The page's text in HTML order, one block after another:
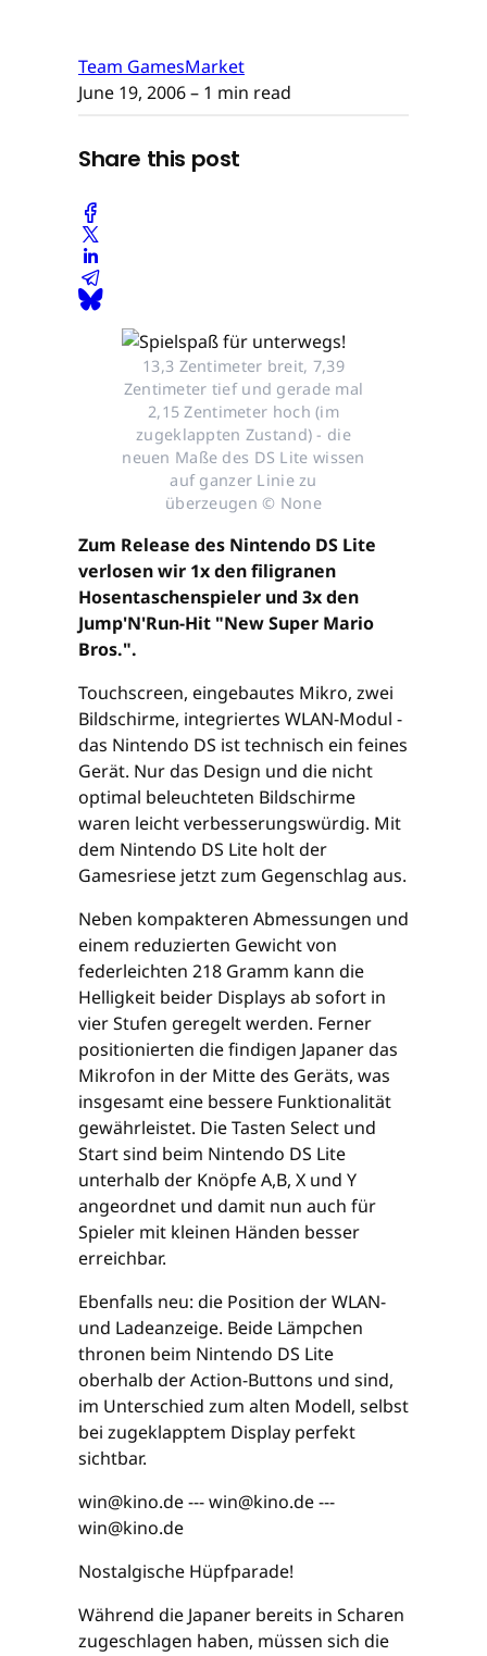
Team GamesMarket
June 19, 2006– 1 min read
Share this post
13,3 Zentimeter breit, 7,39
Zentimeter tief und gerade mal
2,15 Zentimeter hoch (im
zugeklappten Zustand) - die
neuen Maße des DS Lite wissen
auf ganzer Linie zu
überzeugen © None
Zum Release des Nintendo DS Lite
verlosen wir 1x den filigranen
Hosentaschenspieler und 3x den
Jump'N'Run-Hit "New Super Mario
Bros.".
Touchscreen, eingebautes Mikro, zwei
Bildschirme, integriertes WLAN-Modul -
das Nintendo DS ist technisch ein feines
Gerät. Nur das Design und die nicht
optimal beleuchteten Bildschirme
waren leicht verbesserungswürdig. Mit
dem Nintendo DS Lite holt der
Gamesriese jetzt zum Gegenschlag aus.
Neben kompakteren Abmessungen und
einem reduzierten Gewicht von
federleichten 218 Gramm kann die
Helligkeit beider Displays ab sofort in
vier Stufen geregelt werden. Ferner
positionierten die findigen Japaner das
Mikrofon in der Mitte des Geräts, was
insgesamt eine bessere Funktionalität
gewährleistet. Die Tasten Select und
Start sind beim Nintendo DS Lite
unterhalb der Knöpfe A,B, X und Y
angeordnet und damit nun auch für
Spieler mit kleinen Händen besser
erreichbar.
Ebenfalls neu: die Position der WLAN-
und Ladeanzeige. Beide Lämpchen
thronen beim Nintendo DS Lite
oberhalb der Action-Buttons und sind,
im Unterschied zum alten Modell, selbst
bei zugeklapptem Display perfekt
sichtbar.
win@kino.de --- win@kino.de ---
win@kino.de
Nostalgische Hüpfparade!
Während die Japaner bereits in Scharen
zugeschlagen haben, müssen sich die